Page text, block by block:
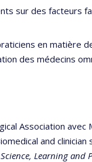
sur des facteurs
en matière
des médecins
Association
and clinician
Learning and